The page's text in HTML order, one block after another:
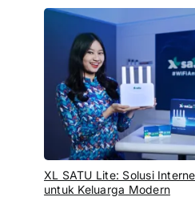
XL SATU Lite: Solusi
untuk Keluarga Modern